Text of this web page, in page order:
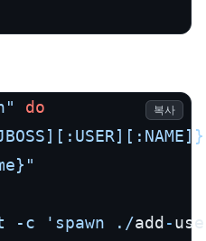
do
-c 'spawn ./add -
복사